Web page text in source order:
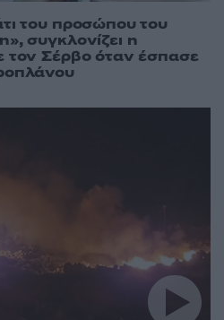
του προσώπου του
συγκλονίζει η
τον Σέρβο όταν έσπασε